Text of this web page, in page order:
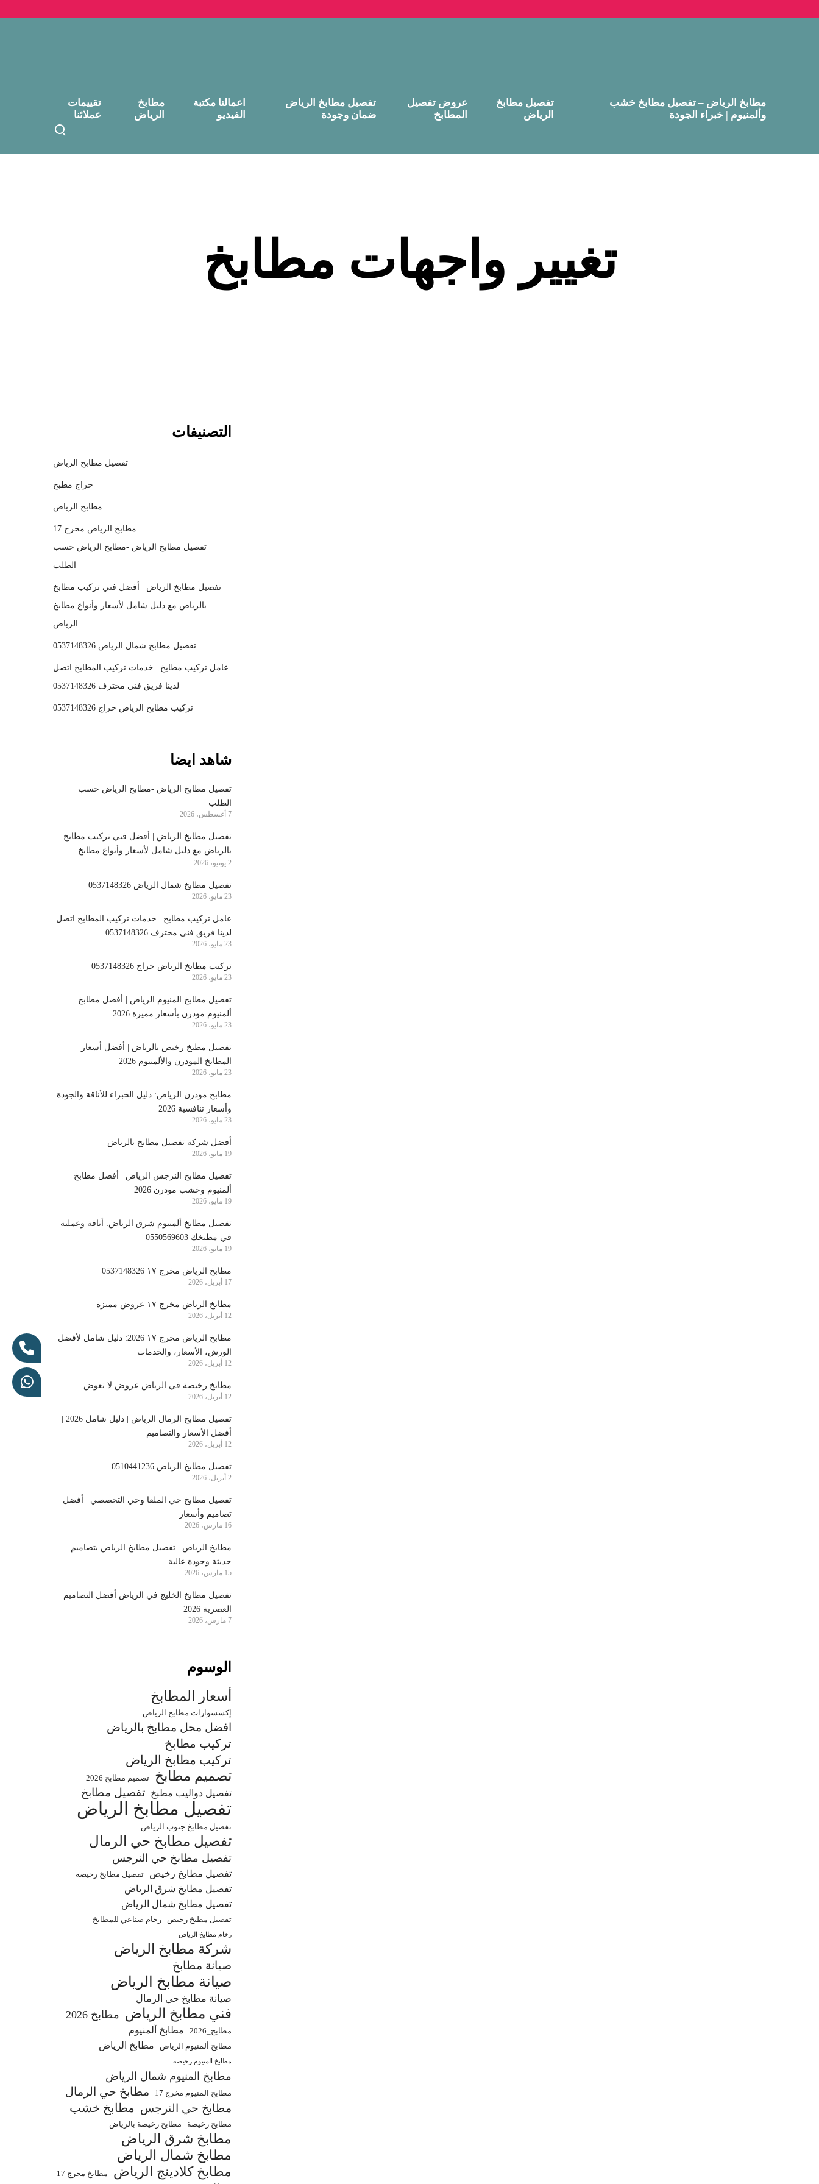
مطابخ الرياض – تفصيل مطابخ خشب
وألمنيوم | خبراء الجودة
تفصيل مطابخ
الرياض
عروض تفصيل
المطابخ
تفصيل مطابخ الرياض
ضمان وجودة
اعمالنا مكتبة
الفيديو
مطابخ
الرياض
تقييمات
عملائنا
T
g
تغيير واجهات مطابخ
التصنيفات
تفصيل مطابخ الرياض
حراج مطبخ
مطابخ الرياض
مطابخ الرياض مخرج 17
تفصيل مطابخ الرياض -مطابخ الرياض حسب
الطلب
تفصيل مطابخ الرياض | أفضل فني تركيب مطابخ
بالرياض مع دليل شامل لأسعار وأنواع مطابخ
الرياض
تفصيل مطابخ شمال الرياض 0537148326
عامل تركيب مطابخ | خدمات تركيب المطابخ اتصل
لدينا فريق فني محترف 0537148326
تركيب مطابخ الرياض حراج 0537148326
شاهد ايضا
تفصيل مطابخ الرياض -مطابخ الرياض حسب
الطلب
7 أغسطس، 2026
تفصيل مطابخ الرياض | أفضل فني تركيب مطابخ
بالرياض مع دليل شامل لأسعار وأنواع مطابخ
الرياض
2 يونيو، 2026
تفصيل مطابخ شمال الرياض 0537148326
23 مايو، 2026
عامل تركيب مطابخ | خدمات تركيب المطابخ اتصل
لدينا فريق فني محترف 0537148326
23 مايو، 2026
تركيب مطابخ الرياض حراج 0537148326
23 مايو، 2026
تفصيل مطابخ المنيوم الرياض | أفضل مطابخ
ألمنيوم مودرن بأسعار مميزة 2026
23 مايو، 2026
تفصيل مطبخ رخيص بالرياض | أفضل أسعار
المطابخ المودرن والألمنيوم 2026
23 مايو، 2026
مطابخ مودرن الرياض: دليل الخبراء للأناقة والجودة
وأسعار تنافسية 2026
23 مايو، 2026
أفضل شركة تفصيل مطابخ بالرياض
19 مايو، 2026
تفصيل مطابخ النرجس الرياض | أفضل مطابخ
ألمنيوم وخشب مودرن 2026
19 مايو، 2026
تفصيل مطابخ ألمنيوم شرق الرياض: أناقة وعملية
في مطبخك 0550569603
19 مايو، 2026
مطابخ الرياض مخرج ١٧ 0537148326
17 أبريل، 2026
مطابخ الرياض مخرج ١٧ عروض مميزة
12 أبريل، 2026
مطابخ الرياض مخرج ١٧ 2026: دليل شامل لأفضل
الورش، الأسعار، والخدمات
12 أبريل، 2026
مطابخ رخيصة في الرياض عروض لا تعوض
12 أبريل، 2026
أفضل الأسعار والتصاميم
12 أبريل، 2026
تفصيل مطابخ الرياض 0510441236
2 أبريل، 2026
تفصيل مطابخ حي الملقا وحي التخصصي | أفضل
تصاميم وأسعار
16 مارس، 2026
مطابخ الرياض | تفصيل مطابخ الرياض بتصاميم
حديثة وجودة عالية
15 مارس، 2026
تفصيل مطابخ الخليج في الرياض أفضل التصاميم
العصرية 2026
7 مارس، 2026
الوسوم
أسعار المطابخ
إكسسوارات مطابخ الرياض
افضل محل مطابخ بالرياض
تركيب مطابخ
تركيب مطابخ الرياض
تصميم مطابخ تصميم مطابخ 2026
تفصيل دواليب مطبخ تفصيل مطابخ
تفصيل مطابخ الرياض
تفصيل مطابخ جنوب الرياض
تفصيل مطابخ حي الرمال
تفصيل مطابخ حي النرجس
تفصيل مطابخ رخيص تفصيل مطابخ رخيصة
تفصيل مطابخ شرق الرياض
تفصيل مطابخ شمال الرياض
تفصيل مطبخ رخيص رخام صناعي للمطابخ
رخام مطابخ الرياض
شركة مطابخ الرياض
صيانة مطابخ
صيانة مطابخ الرياض
صيانة مطابخ حي الرمال
فني مطابخ الرياض مطابخ 2026
مطابخ_2026 مطابخ ألمنيوم
مطابخ ألمنيوم الرياض مطابخ الرياض
مطابخ المنيوم رخيصة
مطابخ المنيوم شمال الرياض
مطابخ المنيوم مخرج 17
مطابخ حي الرمال
مطابخ حي النرجس مطابخ خشب
مطابخ رخيصة مطابخ رخيصة بالرياض
مطابخ شرق الرياض
مطابخ شمال الرياض
مطابخ كلادينج الرياض
مطابخ مخرج 17